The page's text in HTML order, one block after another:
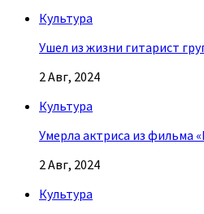
Культура
Ушел из жизни гитарист
2 Авг, 2024
Культура
Умерла актриса из фильма
2 Авг, 2024
Культура